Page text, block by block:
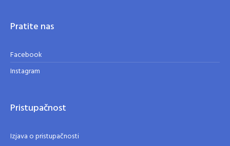
Pratite nas
Facebook
Instagram
Pristupačnost
Izjava o pristupačnosti